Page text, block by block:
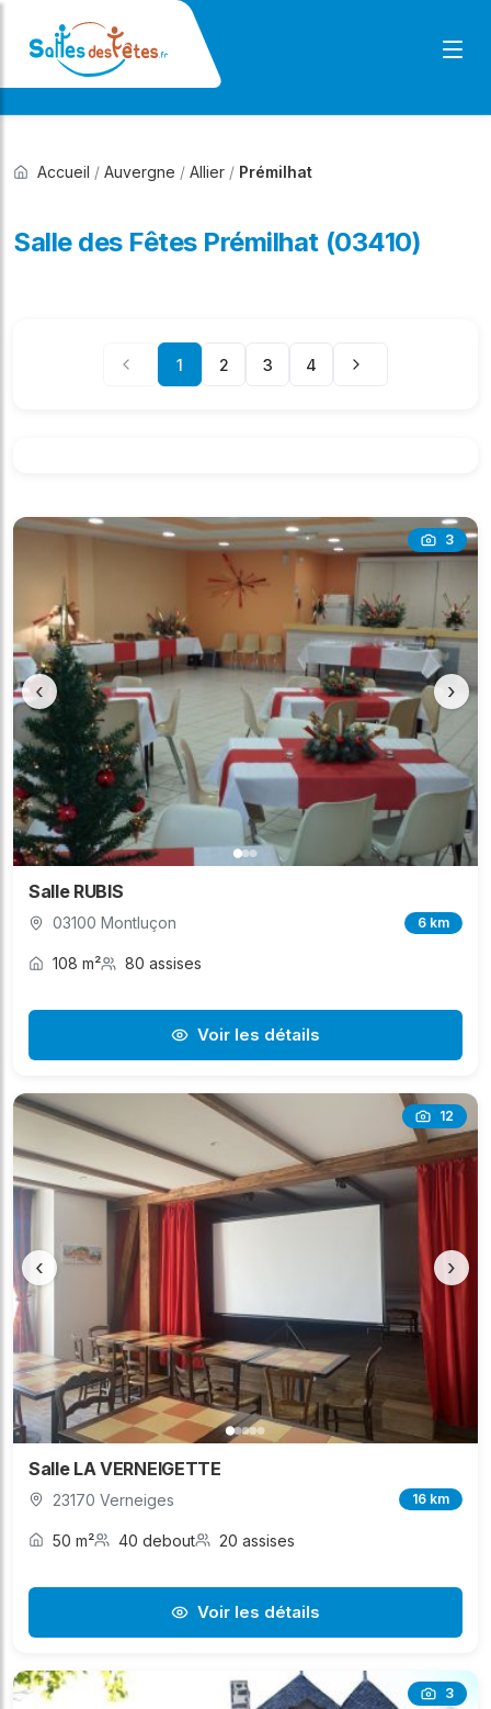
Accueil / Auvergne / Allier / Prémilhat
Salle des Fêtes Prémilhat (03410)
1 2 3 4
3
‹ ›
Salle RUBIS
03100 Montluçon 6 km
108 m² 80 assises
Voir les détails
12
‹ ›
Salle LA VERNEIGETTE
23170 Verneiges 16 km
50 m² 40 debout 20 assises
Voir les détails
3